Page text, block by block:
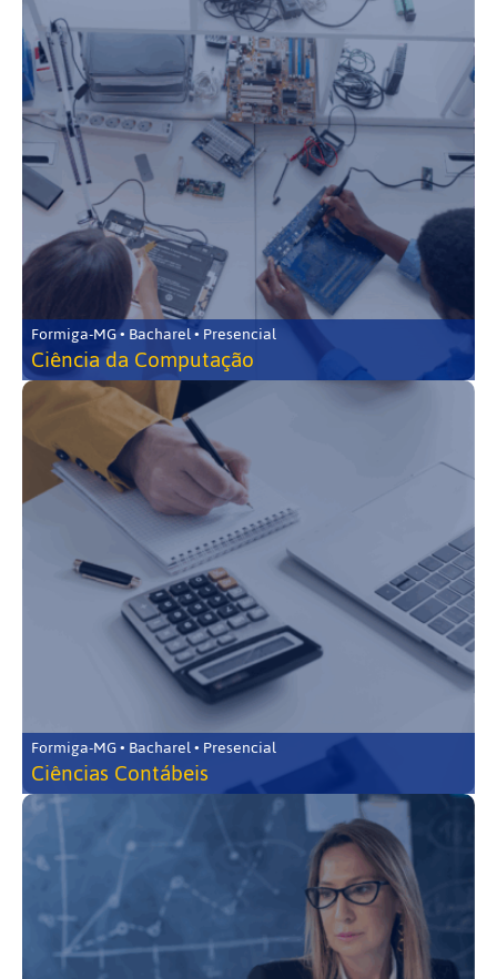
Formiga-MG • Bacharel • Presencial
Ciência da Computação
Formiga-MG • Bacharel • Presencial
Ciências Contábeis